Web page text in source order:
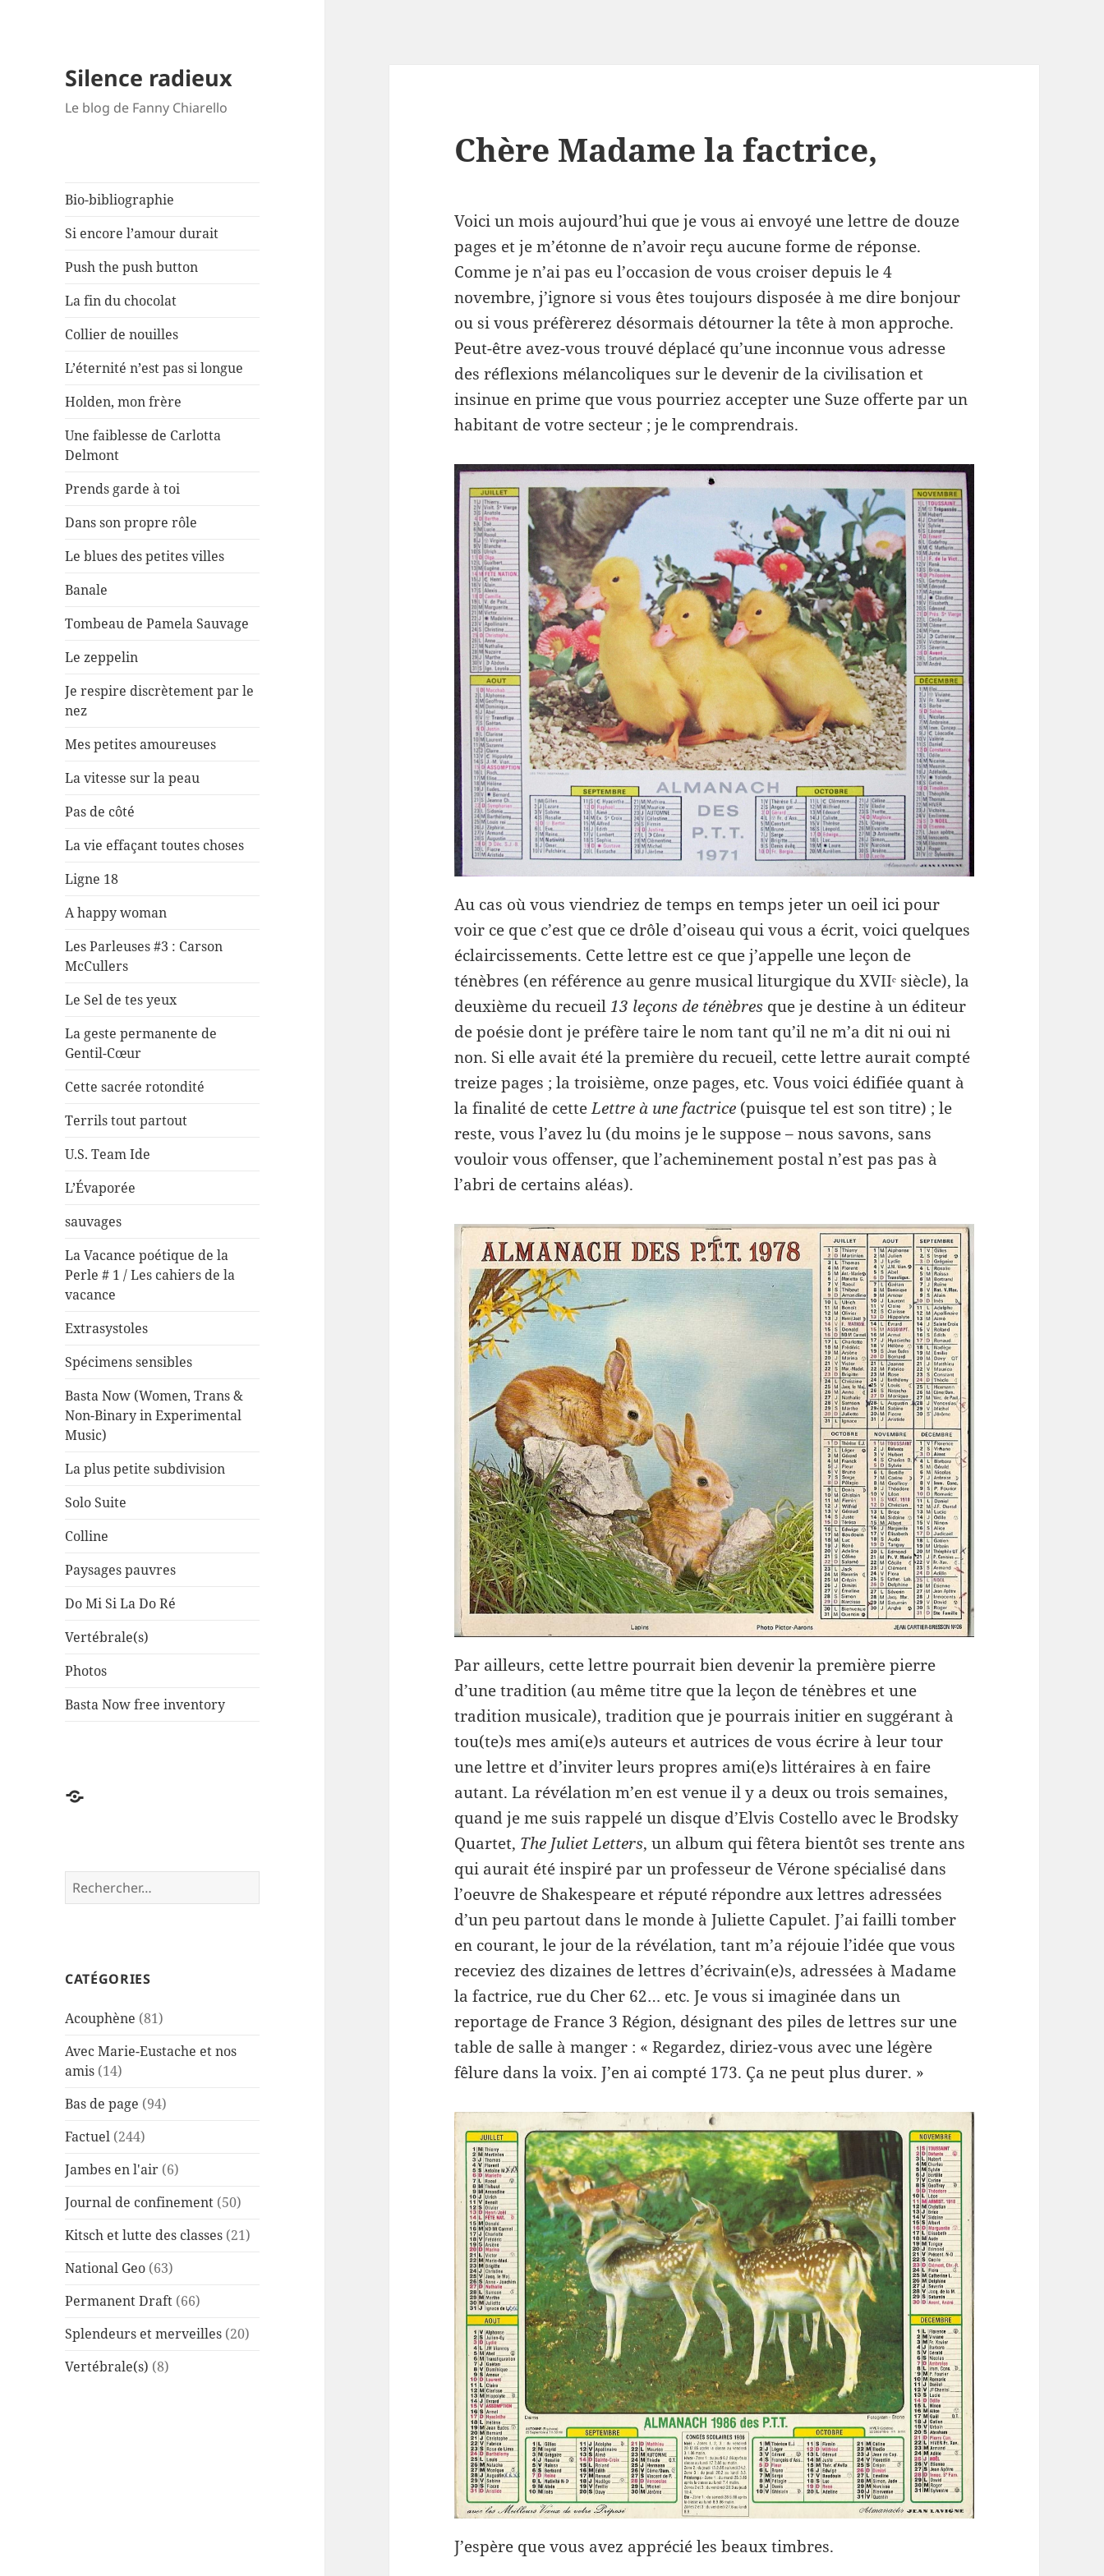
Silence radieux
Le blog de Fanny Chiarello
Bio-bibliographie
Si encore l’amour durait
Push the push button
La fin du chocolat
Collier de nouilles
L’éternité n’est pas si longue
Holden, mon frère
Une faiblesse de Carlotta
Delmont
Prends garde à toi
Dans son propre rôle
Le blues des petites villes
Banale
Tombeau de Pamela Sauvage
Le zeppelin
Je respire discrètement par le
nez
Mes petites amoureuses
La vitesse sur la peau
Pas de côté
La vie effaçant toutes choses
Ligne 18
A happy woman
Les Parleuses #3 : Carson
McCullers
Le Sel de tes yeux
La geste permanente de
Gentil-Cœur
Cette sacrée rotondité
Terrils tout partout
U.S. Team Ide
L’Évaporée
sauvages
La Vacance poétique de la
Perle # 1 / Les cahiers de la
vacance
Extrasystoles
Spécimens sensibles
Basta Now (Women, Trans &
Non-Binary in Experimental
Music)
La plus petite subdivision
Solo Suite
Colline
Paysages pauvres
Do Mi Si La Do Ré
Vertébrale(s)
Photos
Basta Now free inventory
Factuel
Rechercher :
CATÉGORIES
Acouphène (81)
Avec Marie-Eustache et nos
amis (14)
Bas de page (94)
Factuel (244)
Jambes en l'air (6)
Journal de confinement (50)
Kitsch et lutte des classes (21)
National Geo (63)
Permanent Draft (66)
Splendeurs et merveilles (20)
Vertébrale(s) (8)
Chère Madame la factrice,
Voici un mois aujourd’hui que je vous ai envoyé une lettre de douze
pages et je m’étonne de n’avoir reçu aucune forme de réponse.
Comme je n’ai pas eu l’occasion de vous croiser depuis le 4
novembre, j’ignore si vous êtes toujours disposée à me dire bonjour
ou si vous préfèrerez désormais détourner la tête à mon approche.
Peut-être avez-vous trouvé déplacé qu’une inconnue vous adresse
des réflexions mélancoliques sur le devenir de la civilisation et
insinue en prime que vous pourriez accepter une Suze offerte par un
habitant de votre secteur ; je le comprendrais.
Au cas où vous viendriez de temps en temps jeter un oeil ici pour
voir ce que c’est que ce drôle d’oiseau qui vous a écrit, voici quelques
éclaircissements. Cette lettre est ce que j’appelle une leçon de
ténèbres (en référence au genre musical liturgique du XVIIᵉ siècle), la
deuxième du recueil13 leçons de ténèbres que je destine à un éditeur
de poésie dont je préfère taire le nom tant qu’il ne m’a dit ni oui ni
non. Si elle avait été la première du recueil, cette lettre aurait compté
treize pages ; la troisième, onze pages, etc. Vous voici édifiée quant à
la finalité de cetteLettre à une factrice (puisque tel est son titre) ; le
reste, vous l’avez lu (du moins je le suppose – nous savons, sans
vouloir vous offenser, que l’acheminement postal n’est pas pas à
l’abri de certains aléas).
Par ailleurs, cette lettre pourrait bien devenir la première pierre
d’une tradition (au même titre que la leçon de ténèbres et une
tradition musicale), tradition que je pourrais initier en suggérant à
tou(te)s mes ami(e)s auteurs et autrices de vous écrire à leur tour
une lettre et d’inviter leurs propres ami(e)s littéraires à en faire
autant. La révélation m’en est venue il y a deux ou trois semaines,
quand je me suis rappelé un disque d’Elvis Costello avec le Brodsky
Quartet, The Juliet Letters, un album qui fêtera bientôt ses trente ans
qui aurait été inspiré par un professeur de Vérone spécialisé dans
l’oeuvre de Shakespeare et réputé répondre aux lettres adressées
d’un peu partout dans le monde à Juliette Capulet. J’ai failli tomber
en courant, le jour de la révélation, tant m’a réjouie l’idée que vous
receviez des dizaines de lettres d’écrivain(e)s, adressées à Madame
la factrice, rue du Cher 62… etc. Je vous si imaginée dans un
reportage de France 3 Région, désignant des piles de lettres sur une
table de salle à manger : « Regardez, diriez-vous avec une légère
fêlure dans la voix. J’en ai compté 173. Ça ne peut plus durer. »
J’espère que vous avez apprécié les beaux timbres.